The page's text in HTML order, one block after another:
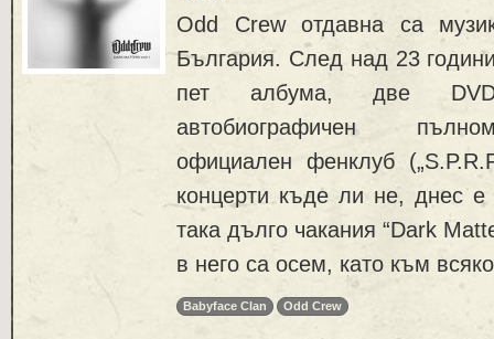
Odd Crew отдавна са
България. След над 23
пет албума, две
автобиографичен
официален фенклуб
концерти къде ли не, днес е
така дълго чакания “Dark
в него са осем, като към
Babyface Clan Odd Crew